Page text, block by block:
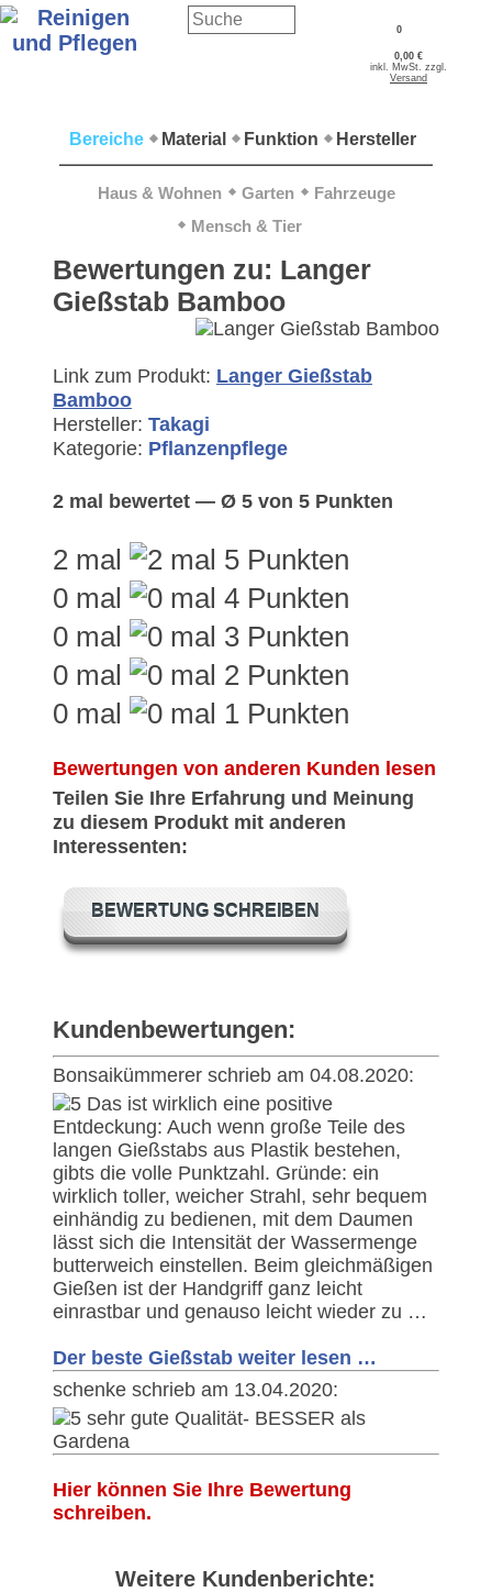
0
0,00 €
inkl. MwSt. zzgl.
Versand
Bereiche Material Funktion Hersteller
Haus & Wohnen Garten
Fahrzeuge
Mensch & Tier
Bewertungen zu: Langer
Gießstab Bamboo
Link zum Produkt: Langer Gießstab
Bamboo
Hersteller: Takagi
Kategorie: Pflanzenpflege
2 mal bewertet — Ø 5 von 5 Punkten
2 mal
0 mal
0 mal
0 mal
0 mal
Bewertungen von anderen Kunden lesen
Teilen Sie Ihre Erfahrung und Meinung
zu diesem Produkt mit anderen
Interessenten:
BEWERTUNG SCHREIBEN
Kundenbewertungen:
Bonsaikümmerer schrieb am 04.08.2020:
Das ist wirklich eine positive
Entdeckung: Auch wenn große Teile des
langen Gießstabs aus Plastik bestehen,
gibts die volle Punktzahl. Gründe: ein
wirklich toller, weicher Strahl, sehr bequem
einhändig zu bedienen, mit dem Daumen
lässt sich die Intensität der Wassermenge
butterweich einstellen. Beim gleichmäßigen
Gießen ist der Handgriff ganz leicht
einrastbar und genauso leicht wieder zu …
Der beste Gießstab weiter lesen …
schenke schrieb am 13.04.2020:
sehr gute Qualität- BESSER als
Gardena
Hier können Sie Ihre Bewertung
schreiben.
Weitere Kundenberichte: